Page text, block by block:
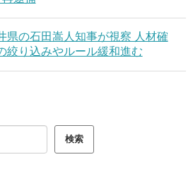
県の石田嵩人知事が視察 人材確
絞り込みやルール緩和進む
検索